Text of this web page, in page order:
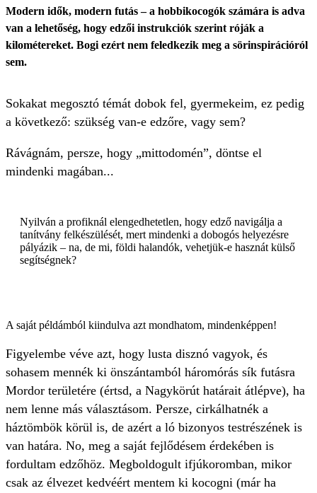
Modern idők, modern futás – a hobbikocogók számára is adva
van a lehetőség, hogy edzői instrukciók szerint róják a
kilométereket. Bogi ezért nem feledkezik meg a sörinspirációról
sem.
Sokakat megosztó témát dobok fel, gyermekeim, ez pedig
a következő: szükség van-e edzőre, vagy sem?
Rávágnám, persze, hogy „mittodomén”, döntse el
mindenki magában...
Nyilván a profiknál elengedhetetlen, hogy edző navigálja a
tanítvány felkészülését, mert mindenki a dobogós helyezésre
pályázik – na, de mi, földi halandók, vehetjük-e hasznát külső
segítségnek?
A saját példámból kiindulva azt mondhatom, mindenképpen!
Figyelembe véve azt, hogy lusta disznó vagyok, és
sohasem mennék ki önszántamból háromórás sík futásra
Mordor területére (értsd, a Nagykörút határait átlépve), ha
nem lenne más választásom. Persze, cirkálhatnék a
háztömbök körül is, de azért a ló bizonyos testrészének is
van határa. No, meg a saját fejlődésem érdekében is
fordultam edzőhöz. Megboldogult ifjúkoromban, mikor
csak az élvezet kedvéért mentem ki kocogni (már ha